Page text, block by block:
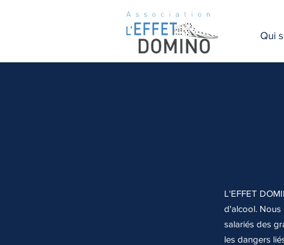
Qui
L'EFFET
d'alcool. Nous
salariés des
les dangers